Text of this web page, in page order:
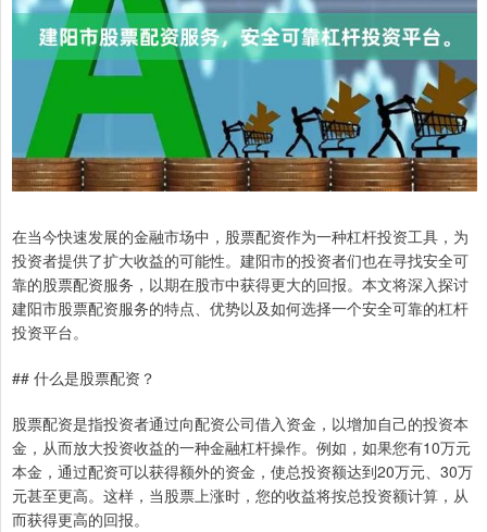
在当今快速发展的金融市场中，股票配资作为一种杠杆投资工具，为
投资者提供了扩大收益的可能性。建阳市的投资者们也在寻找安全可
靠的股票配资服务，以期在股市中获得更大的回报。本文将深入探讨
建阳市股票配资服务的特点、优势以及如何选择一个安全可靠的杠杆
投资平台。
## 什么是股票配资？
股票配资是指投资者通过向配资公司借入资金，以增加自己的投资本
金，从而放大投资收益的一种金融杠杆操作。例如，如果您有10万元
本金，通过配资可以获得额外的资金，使总投资额达到20万元、30万
元甚至更高。这样，当股票上涨时，您的收益将按总投资额计算，从
而获得更高的回报。